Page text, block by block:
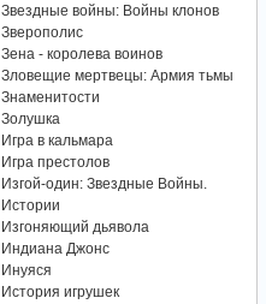
Звездные войны: Войны клонов
Зверополис
Зена - королева воинов
Зловещие мертвецы: Армия тьмы
Знаменитости
Золушка
Игра в кальмара
Игра престолов
Изгой-один: Звездные Войны.
Истории
Изгоняющий дьявола
Индиана Джонс
Инуяся
История игрушек